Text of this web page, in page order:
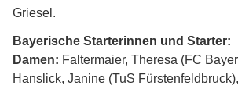
Griesel.
Bayerische Starterinnen und Starter:
Damen: Faltermaier, Theresa (FC
Hanslick, Janine (TuS